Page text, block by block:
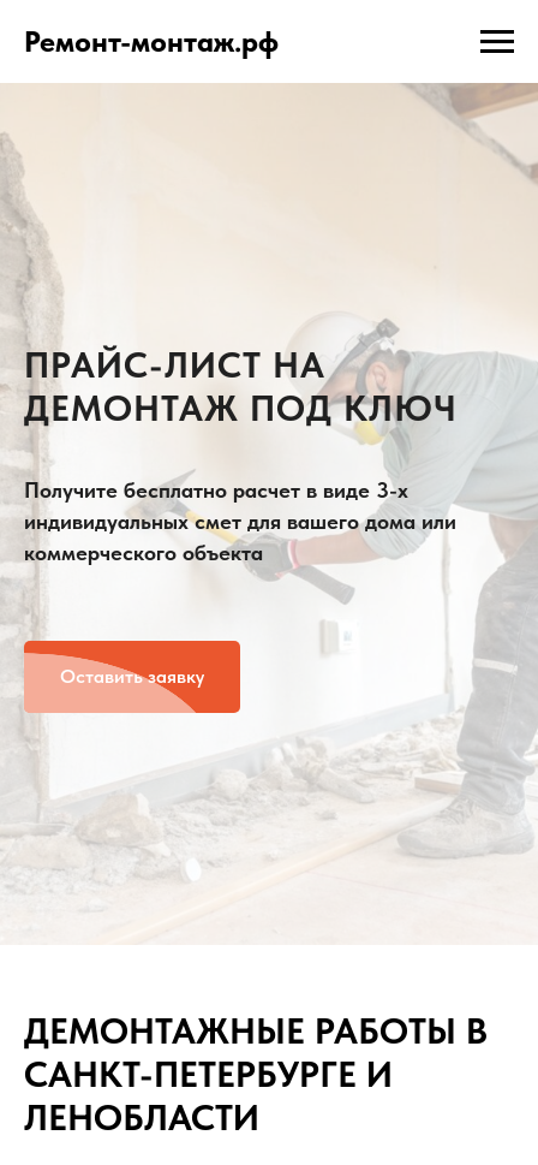
Ремонт-монтаж.рф
ПРАЙС-ЛИСТ НА
ДЕМОНТАЖ ПОД КЛЮЧ
Получите бесплатно расчет в виде 3-х
индивидуальных смет для вашего дома или
коммерческого объекта
Оставить заявку
ДЕМОНТАЖНЫЕ РАБОТЫ В
САНКТ-ПЕТЕРБУРГЕ И
ЛЕНОБЛАСТИ